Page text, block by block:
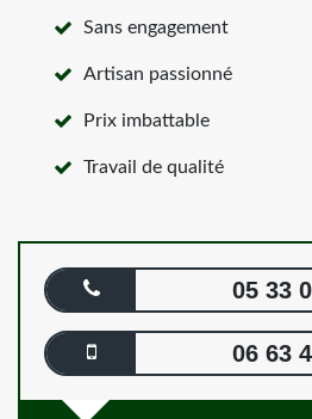
Sans engagement
Artisan passionné
Prix imbattable
Travail de qualité
05 33
06 63